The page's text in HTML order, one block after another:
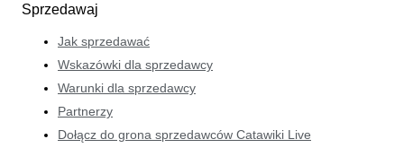
Sprzedawaj
Jak sprzedawać
Wskazówki dla sprzedawcy
Warunki dla sprzedawcy
Partnerzy
Dołącz do grona sprzedawców Catawiki Live